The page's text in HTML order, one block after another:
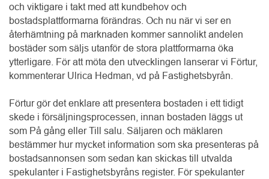
och viktigare i takt med att kundbehov och
bostadsplattformarna förändras. Och nu när vi ser en
återhämtning på marknaden kommer sannolikt andelen
bostäder som säljs utanför de stora plattformarna öka
ytterligare. För att möta den utvecklingen lanserar vi Förtur,
kommenterar Ulrica Hedman, vd på Fastighetsbyrån.
Förtur gör det enklare att presentera bostaden i ett tidigt
skede i försäljningsprocessen, innan bostaden läggs ut
som På gång eller Till salu. Säljaren och mäklaren
bestämmer hur mycket information som ska presenteras på
bostadsannonsen som sedan kan skickas till utvalda
spekulanter i Fastighetsbyråns register. För spekulanter